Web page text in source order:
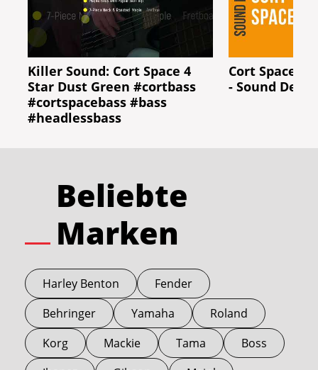
Killer Sound: Cort Space 4
Star Dust Green #cortbass
#cortspacebass #bass
#headlessbass
Cort Space 4
- Sound
Beliebte
Marken
Harley Benton
Fender
Behringer
Yamaha
Roland
Korg
Mackie Tama
Boss